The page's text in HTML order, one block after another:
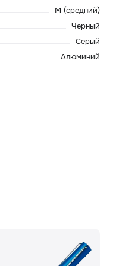
M (средний)
Черный
Серый
Алюминий